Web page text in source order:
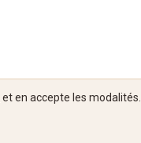
et en accepte les modalités.